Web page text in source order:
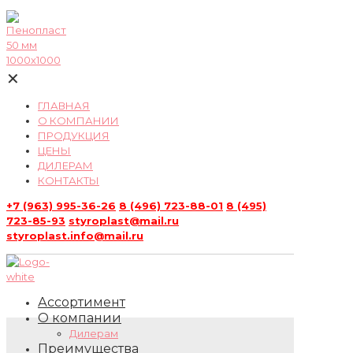
✕
ГЛАВНАЯ
О КОМПАНИИ
ПРОДУКЦИЯ
ЦЕНЫ
ДИЛЕРАМ
КОНТАКТЫ
+7 (963) 995-36-26 8 (496) 723-88-01 8 (495)
723-85-93 styroplast@mail.ru
styroplast.info@mail.ru
Ассортимент
О компании
Дилерам
Преимущества